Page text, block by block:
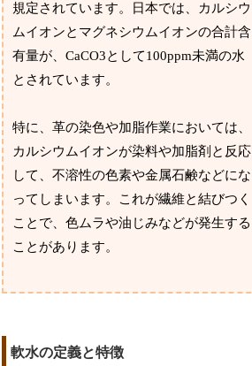
規定されています。日本では、カルシウ
ムイオンとマグネシウムイオンの合計含
有量が、CaCO3として100ppm未満の水
とされています。
特に、革の染色や加脂作業においては、
カルシウムイオンが染料や加脂剤と反応
して、不溶性の色素や金属石鹸などにな
ってしまいます。これが繊維と結びつく
ことで、色ムラや油じみなどが発生する
ことがあります。
軟水の定義と特徴